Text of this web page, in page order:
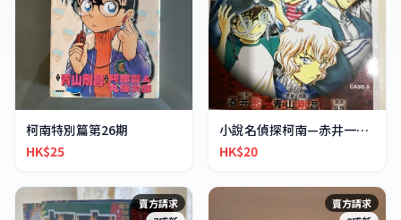
柯南特別篇第26期
HK$25
小說名偵探柯南—赤井一家精選
HK$20
賣方請求
賣方請求